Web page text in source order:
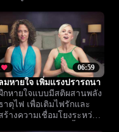
แนะนำนี้ช่วยเสริมสร้าง
วามไว้ใจและความอบอุ่น
ในคู่รัก
06:59
มหายใจ เพิ่มแรงปรารถนา
กหายใจแบบมีสติผสานพลัง
าตุไฟ เพื่อเติมไฟรักและ
ร้างความเชื่อมโยงระหว่าง